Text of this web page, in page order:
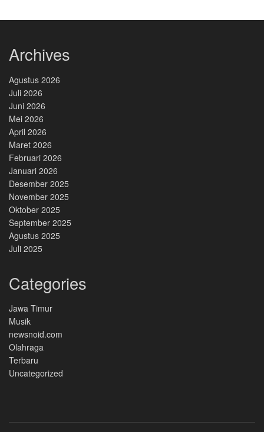
Archives
Agustus 2026
Juli 2026
Juni 2026
Mei 2026
April 2026
Maret 2026
Februari 2026
Januari 2026
Desember 2025
November 2025
Oktober 2025
September 2025
Agustus 2025
Juli 2025
Categories
Jawa Timur
Musik
newsnoid.com
Olahraga
Terbaru
Uncategorized